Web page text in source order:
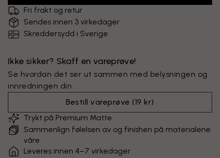
Fri frakt og retur
Sendes innen 3 virkedager
Skreddersydd i Sverige
Ikke sikker? Skaff en vareprøve!
Se hvordan det ser ut sammen med belysningen og
innredningen din.
Bestill vareprøve (19 kr)
Trykt på Premium Matte
Sammenlign følelsen av og finishen på materialene
våre
Leveres innen 4–7 virkedager